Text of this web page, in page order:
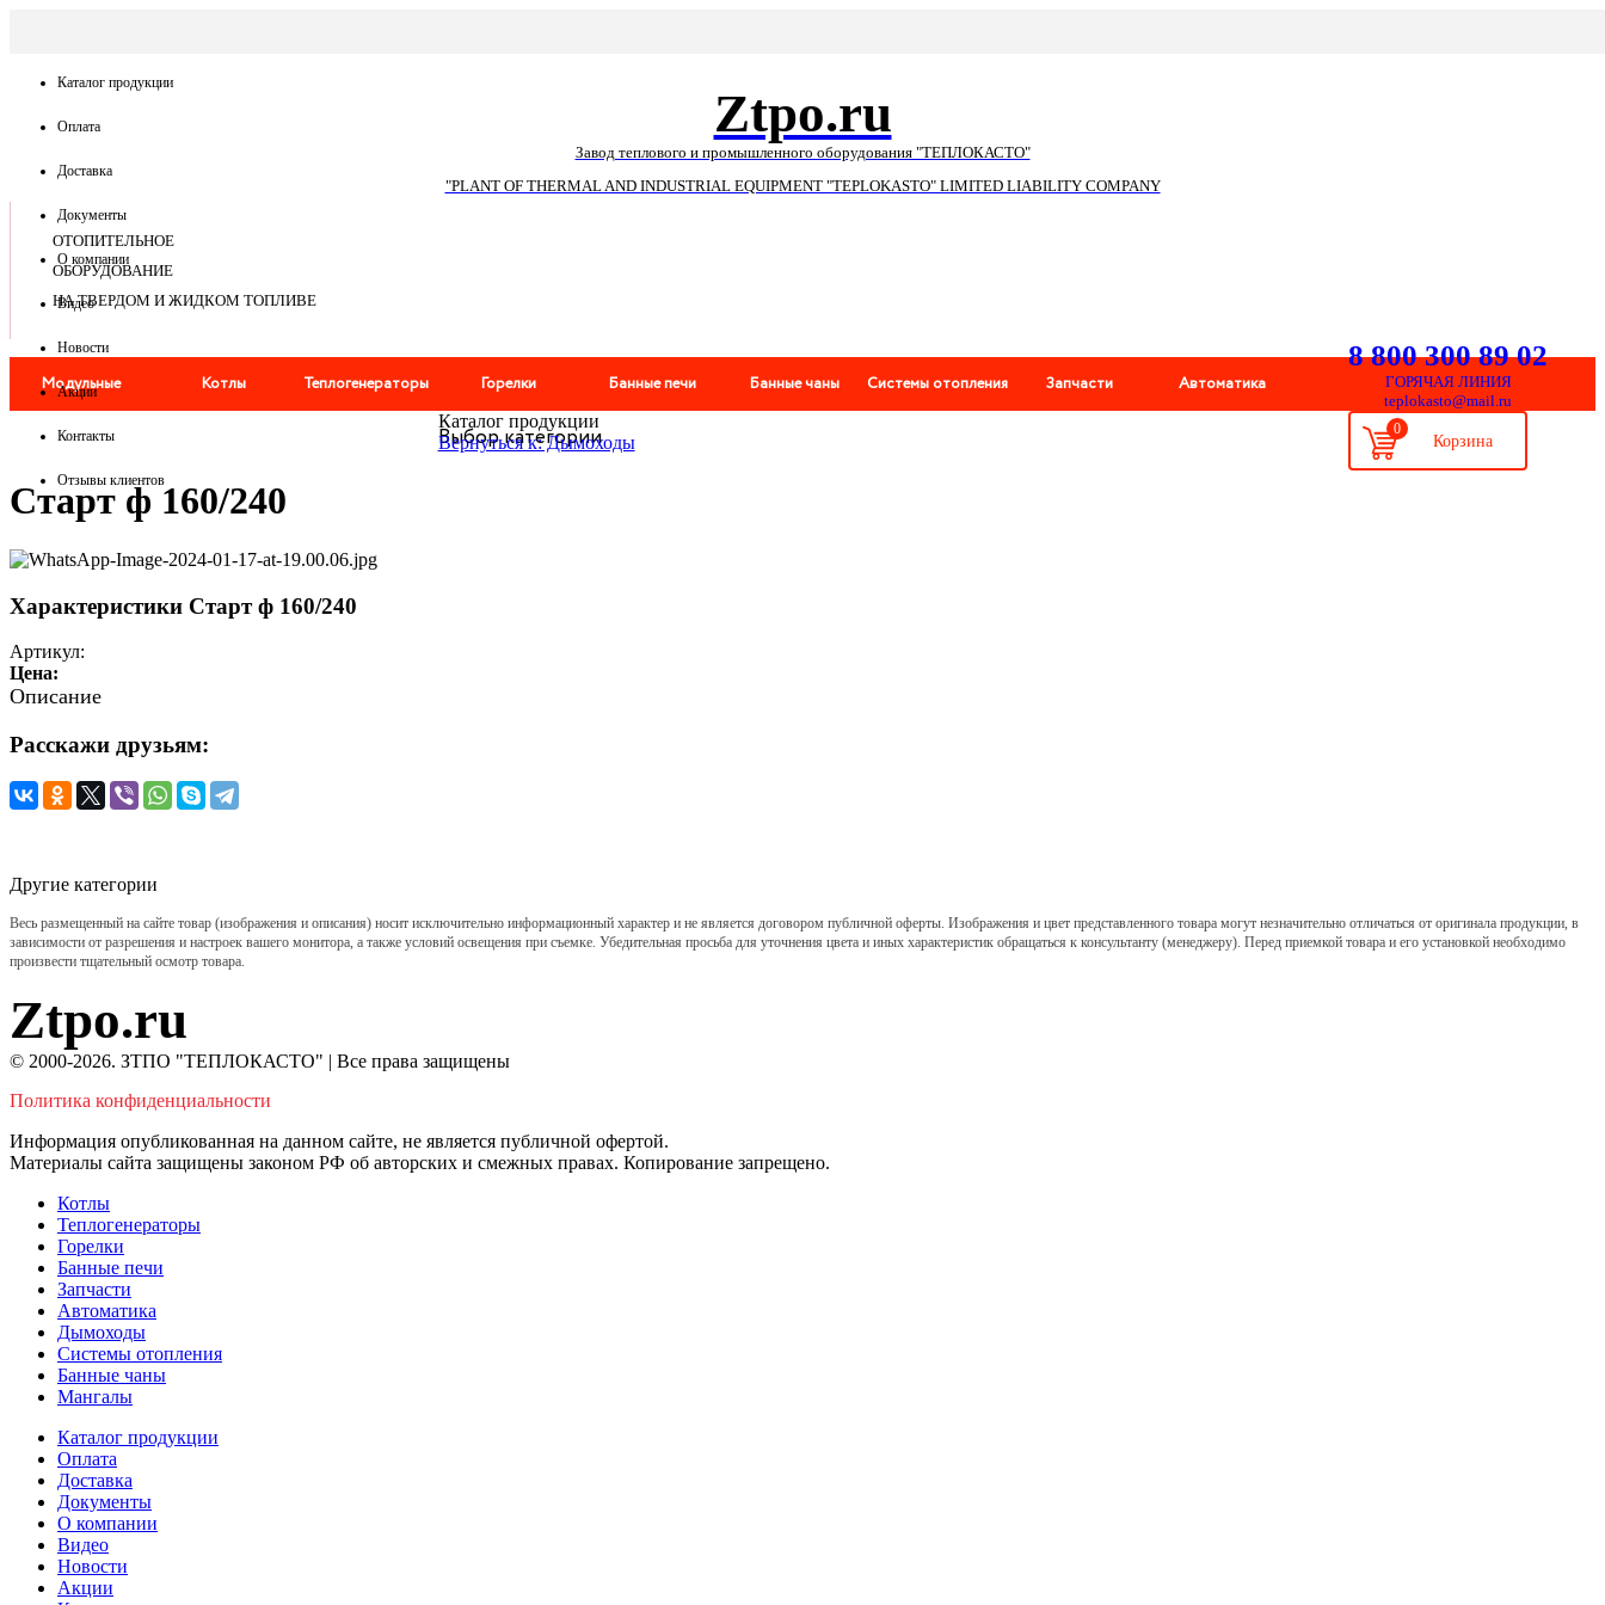
Каталог продукции
Оплата
Доставка
Документы
О компании
Видео
Новости
Акции
Контакты
Отзывы клиентов
Ztpo.ru
Завод теплового и промышленного оборудования "ТЕПЛОКАСТО"
"PLANT OF THERMAL AND INDUSTRIAL EQUIPMENT "TEPLOKASTO" LIMITED LIABILITY COMPANY
ОТОПИТЕЛЬНОЕ
ОБОРУДОВАНИЕ
НА ТВЕРДОМ И ЖИДКОМ ТОПЛИВЕ
8 800 300 89 02
ГОРЯЧАЯ ЛИНИЯ
teplokasto@mail.ru
0
Модульные
котельные
Котлы Теплогенераторы Горелки Банные печи Банные чаны Системы отопления Запчасти Автоматика
Выбор категории
Каталог продукции
Вернуться к: Дымоходы
Старт ф 160/240
Характеристики Старт ф 160/240
Артикул:
Цена:
Описание
Расскажи друзьям:
Другие категории
Весь размещенный на сайте товар (изображения и описания) носит исключительно информационный характер и не является договором публичной оферты. Изображения и цвет представленного товара могут незначительно отличаться от оригинала продукции, в
зависимости от разрешения и настроек вашего монитора, а также условий освещения при съемке. Убедительная просьба для уточнения цвета и иных характеристик обращаться к консультанту (менеджеру). Перед приемкой товара и его установкой необходимо
произвести тщательный осмотр товара.
Ztpo.ru
© 2000-2026. ЗТПО "ТЕПЛОКАСТО" | Все права защищены
Политика конфиденциальности
Информация опубликованная на данном сайте, не является публичной офертой.
Материалы сайта защищены законом РФ об авторских и смежных правах. Копирование запрещено.
Котлы
Теплогенераторы
Горелки
Банные печи
Запчасти
Автоматика
Дымоходы
Системы отопления
Банные чаны
Мангалы
Каталог продукции
Оплата
Доставка
Документы
О компании
Видео
Новости
Акции